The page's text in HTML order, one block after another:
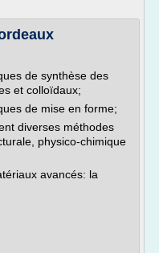
de synthèse des
et colloïdaux;
de mise en forme;
diverses méthodes
physico-chimique
avancés: la